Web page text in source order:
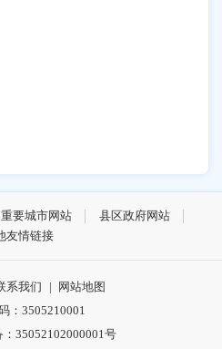
要城市网站
县区政府网站
友情链接
系我们 | 网站地图
：3505210001
35052102000001号